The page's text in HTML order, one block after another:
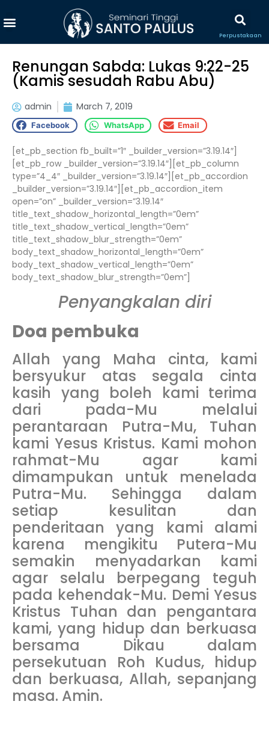
Perpustakaan
Renungan Sabda: Lukas 9:22-25
(Kamis sesudah Rabu Abu)
admin March 7, 2019
Facebook WhatsApp Email
[et_pb_section fb_built=”1″ _builder_version=”3.19.14″]
[et_pb_row _builder_version=”3.19.14″][et_pb_column
type=”4_4″ _builder_version=”3.19.14″][et_pb_accordion
_builder_version=”3.19.14″][et_pb_accordion_item
open=”on” _builder_version=”3.19.14″
title_text_shadow_horizontal_length=”0em”
title_text_shadow_vertical_length=”0em”
title_text_shadow_blur_strength=”0em”
body_text_shadow_horizontal_length=”0em”
body_text_shadow_vertical_length=”0em”
body_text_shadow_blur_strength=”0em”]
Penyangkalan diri
Doa pembuka
Allah yang Maha cinta, kami
bersyukur atas segala cinta
kasih yang boleh kami terima
dari pada-Mu melalui
perantaraan Putra-Mu, Tuhan
kami Yesus Kristus. Kami mohon
rahmat-Mu agar kami
dimampukan untuk menelada
Putra-Mu. Sehingga dalam
setiap kesulitan dan
penderitaan yang kami alami
karena mengikitu Putera-Mu
semakin menyadarkan kami
agar selalu berpegang teguh
pada kehendak-Mu. Demi Yesus
Kristus Tuhan dan pengantara
kami, yang hidup dan berkuasa
bersama Dikau dalam
persekutuan Roh Kudus, hidup
dan berkuasa, Allah, sepanjang
masa. Amin.